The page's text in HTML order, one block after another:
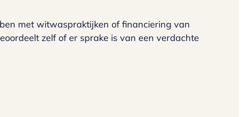
met witwaspraktijken of financiering van
zelf of er sprake is van een verdachte